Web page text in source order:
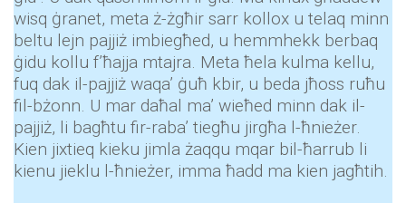
wisq ġranet, meta ż-żgħir sarr kollox u telaq minn
beltu lejn pajjiż imbiegħed, u hemmhekk berbaq
ġidu kollu f’ħajja mtajra. Meta ħela kulma kellu,
fuq dak il-pajjiż waqa’ ġuħ kbir, u beda jħoss ruħu
fil-bżonn. U mar daħal ma’ wieħed minn dak il-
pajjiż, li bagħtu fir-raba’ tiegħu jirgħa l-ħnieżer.
Kien jixtieq kieku jimla żaqqu mqar bil-ħarrub li
kienu jieklu l-ħnieżer, imma ħadd ma kien jagħtih.